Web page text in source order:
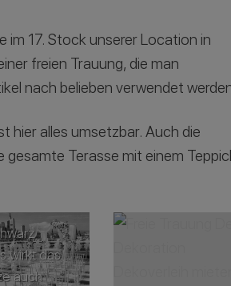
im 17. Stock unserer Location in
freien Trauung, die man
nach belieben verwendet
hier alles umsetzbar. Auch die
Terasse mit einem
wirkt das
auch